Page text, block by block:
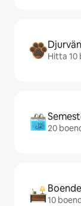
Hitta 10
20
10